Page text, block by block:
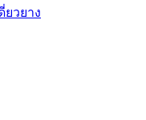
ยวยาง